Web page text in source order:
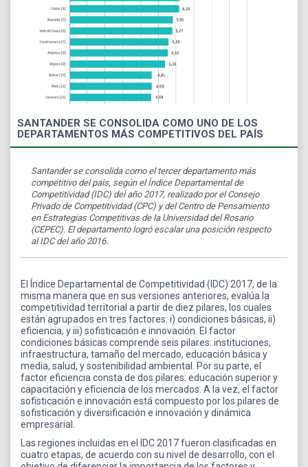
SANTANDER SE CONSOLIDA COMO UNO DE LOS
DEPARTAMENTOS MÁS COMPETITIVOS DEL PAÍS
Santander se consolida como el tercer departamento más
competitivo del país, según el Índice Departamental de
Competitividad (IDC) del año 2017, realizado por el Consejo
Privado de Competitividad (CPC) y del Centro de Pensamiento
en Estrategias Competitivas de la Universidad del Rosario
(CEPEC). El departamento logró escalar una posición respecto
al IDC del año 2016.
El Índice Departamental de Competitividad (IDC) 2017, de la
misma manera que en sus versiones anteriores, evalúa la
competitividad territorial a partir de diez pilares, los cuales
están agrupados en tres factores: i) condiciones básicas, ii)
eficiencia, y iii) sofisticación e innovación. El factor
condiciones básicas comprende seis pilares: instituciones,
infraestructura, tamaño del mercado, educación básica y
media, salud, y sostenibilidad ambiental. Por su parte, el
factor eficiencia consta de dos pilares: educación superior y
capacitación y eficiencia de los mercados. A la vez, el factor
sofisticación e innovación está compuesto por los pilares de
sofisticación y diversificación e innovación y dinámica
empresarial.
Las regiones incluidas en el IDC 2017 fueron clasificadas en
cuatro etapas, de acuerdo con su nivel de desarrollo, con el